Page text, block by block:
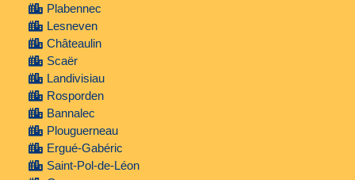
Plabennec
Lesneven
Châteaulin
Scaër
Landivisiau
Rosporden
Bannalec
Plouguerneau
Ergué-Gabéric
Saint-Pol-de-Léon